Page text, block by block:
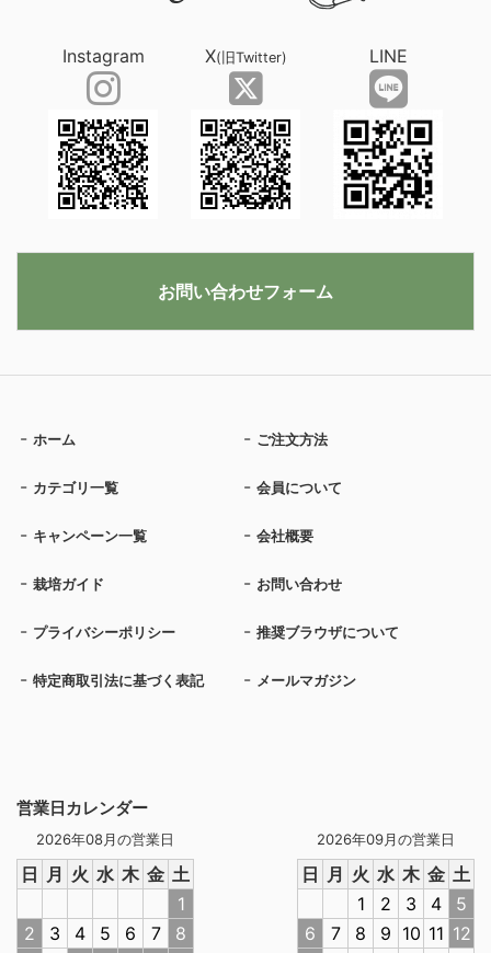
営業日カレンダー
2026年08月の営業日
日 月 火 水 木 金 土
1
2
3 4 5 6 7
8
2026年09月の営業日
日 月 火 水 木 金 土
1
2 3 4
5
6
7 8 9 10 11 12
ホーム ご注文方法
カテゴリ一覧 会員について
キャンペーン一覧 会社概要
栽培ガイド お問い合わせ
プライバシーポリシー 推奨ブラウザについて
特定商取引法に基づく表記 メールマガジン
Instagram X(旧Twitter) LINE
お問い合わせフォーム